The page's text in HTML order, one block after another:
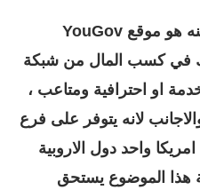
الموقع الذي سوف نتحدث عنه هو موقع YouGov
في كسب المال من شبكة
او احترافية ومتاعب ،
لانه يتوفر على فرع
واحد دول الاروبية
هذا الموضوع يستحق